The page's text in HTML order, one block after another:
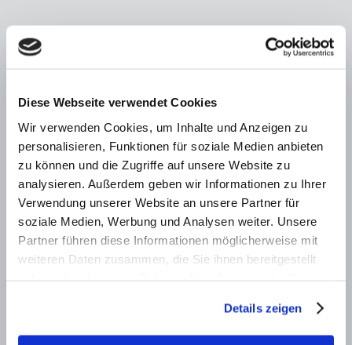
Diese Webseite verwendet Cookies
Wir verwenden Cookies, um Inhalte und Anzeigen zu
personalisieren, Funktionen für soziale Medien anbieten
zu können und die Zugriffe auf unsere Website zu
analysieren. Außerdem geben wir Informationen zu Ihrer
Verwendung unserer Website an unsere Partner für
soziale Medien, Werbung und Analysen weiter. Unsere
Partner führen diese Informationen möglicherweise mit
weiteren Daten zusammen, die Sie ihnen bereitgestellt
Details zeigen
Wir sind Ihr Partner für die prompte Umsetzung von Bauvorhaben oder
Informieren Sie sich hier über unsere Leistungen, unsere Arbeitsweise
und die Geschichte unseres traditionsreichen Handwerksbetriebs.
Gerne vereinbaren wir einen persönlichen Termin bei Ihnen zu Hause
und erstellen Ihnen ein unverbindliches Angebot. Nehmen SieKontakt
Unternehmen Warema
verschiedenen